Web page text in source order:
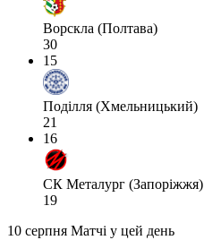
Ворскла (Полтава)
30
15
Поділля (Хмельницький)
21
16
СК Металург (Запоріжжя)
19
10 серпня Матчі у цей день